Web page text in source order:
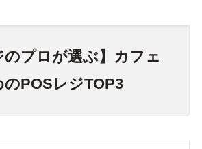
のプロが選ぶ】カフェ
POSレジTOP3